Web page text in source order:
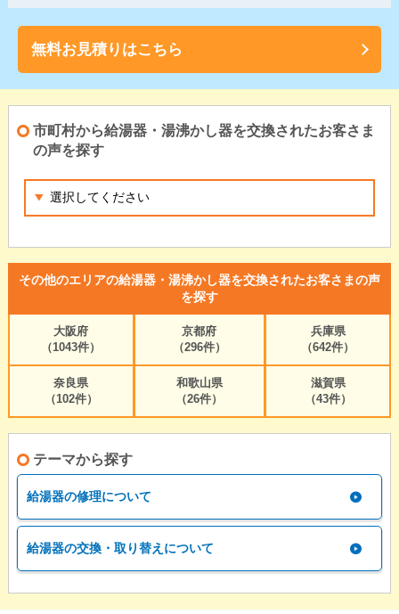
無料お見積りはこちら
市町村から給湯器・湯沸かし器を交換されたお客さま
の声を探す
その他のエリアの給湯器・湯沸かし器を交換されたお客さまの声
を探す
大阪府
（1043件）
京都府
（296件）
兵庫県
（642件）
奈良県
（102件）
和歌山県
（26件）
滋賀県
（43件）
テーマから探す
給湯器の修理について
給湯器の交換・取り替えについて